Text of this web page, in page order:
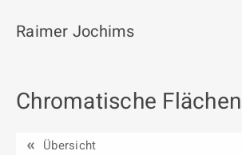
Start
Raimer Jochims
Chromatische Flächen
Übersicht